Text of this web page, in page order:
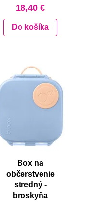
18,40 €
Do košíka
Box na
občerstvenie
stredný -
broskyňa